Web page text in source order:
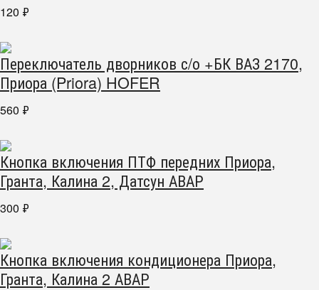
120 ₽
Переключатель дворников с/о +БК ВАЗ 2170,
Приора (Priora) HOFER
560 ₽
Кнопка включения ПТФ передних Приора,
Гранта, Калина 2, Датсун АВАР
300 ₽
Кнопка включения кондиционера Приора,
Гранта, Калина 2 АВАР